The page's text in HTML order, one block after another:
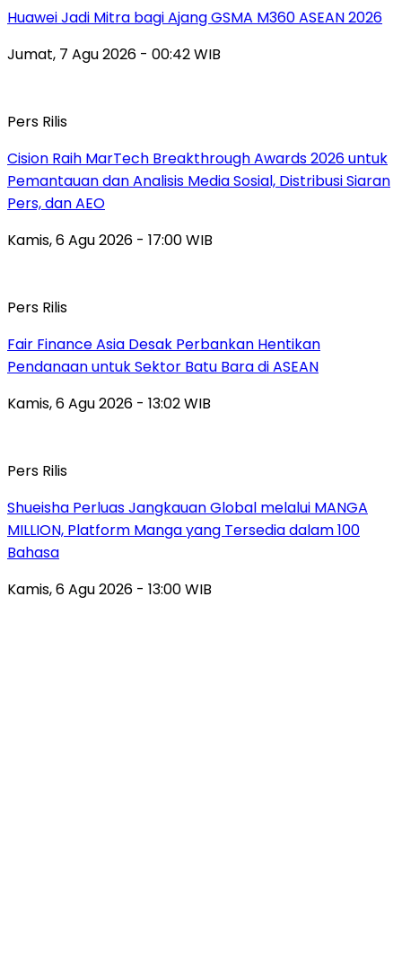
Huawei Jadi Mitra bagi Ajang GSMA M360 ASEAN 2026
Jumat, 7 Agu 2026 - 00:42 WIB
Pers Rilis
Cision Raih MarTech Breakthrough Awards 2026 untuk
Pemantauan dan Analisis Media Sosial, Distribusi Siaran
Pers, dan AEO
Kamis, 6 Agu 2026 - 17:00 WIB
Pers Rilis
Fair Finance Asia Desak Perbankan Hentikan
Pendanaan untuk Sektor Batu Bara di ASEAN
Kamis, 6 Agu 2026 - 13:02 WIB
Pers Rilis
Shueisha Perluas Jangkauan Global melalui MANGA
MILLION, Platform Manga yang Tersedia dalam 100
Bahasa
Kamis, 6 Agu 2026 - 13:00 WIB